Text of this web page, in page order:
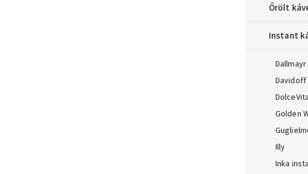
Őrölt
Instant
Golden
Illy
Inka